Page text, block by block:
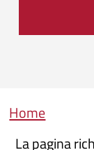
Briciole di
Home
La pagina